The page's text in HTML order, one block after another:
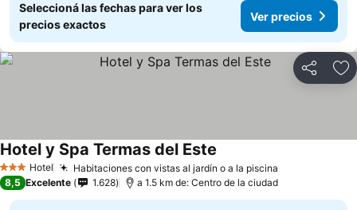
Seleccioná las fechas para ver los
precios exactos
Ver precios
Compartir
3 Estrellas
Hotel Habitaciones con vistas al jardín o a la piscina
Hotel y Spa Termas del Este
8,5 Excelente 1.628 a 1.5 km de: Centro de la ciudad